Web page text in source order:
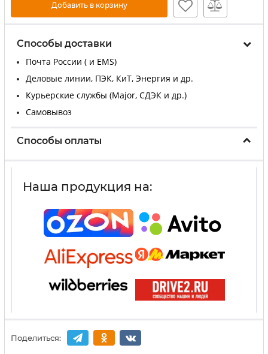
Добавить в корзину
Способы доставки
Почта России ( и EMS)
Деловые линии, ПЭК, КиТ, Энергия и др.
Курьерские службы (Major, СДЭК и др.)
Самовывоз
Способы оплаты
Наша продукция на:
Поделиться: